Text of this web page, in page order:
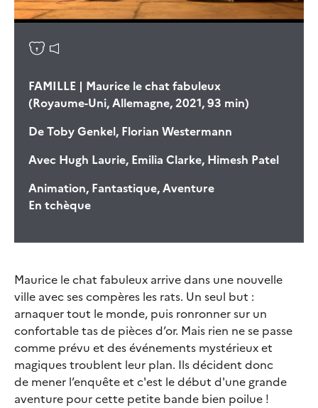
FAMILLE | Maurice le chat fabuleux
(Royaume-Uni, Allemagne, 2021, 93 min)
DeToby Genkel, Florian Westermann
Avec Hugh Laurie, Emilia Clarke, Himesh Patel
Animation, Fantastique, Aventure
En tchèque
Maurice le chat fabuleux arrive dans une nouvelle
ville avec ses compères les rats. Un seul but :
arnaquer tout le monde, puis ronronner sur un
confortable tas de pièces d’or. Mais rien ne se passe
comme prévu et des événements mystérieux et
magiques troublent leur plan. Ils décident donc
de mener l’enquête et c'est le début d'une grande
aventure pour cette petite bande bien poilue !